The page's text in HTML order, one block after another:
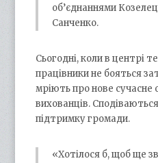
об’єднаннями
Санченко.
Сьогодні, коли в центрі
працівники не бояться
мріють про нове сучасне
вихованців.
підтримку громади.
«Хотілося б, щоб ще